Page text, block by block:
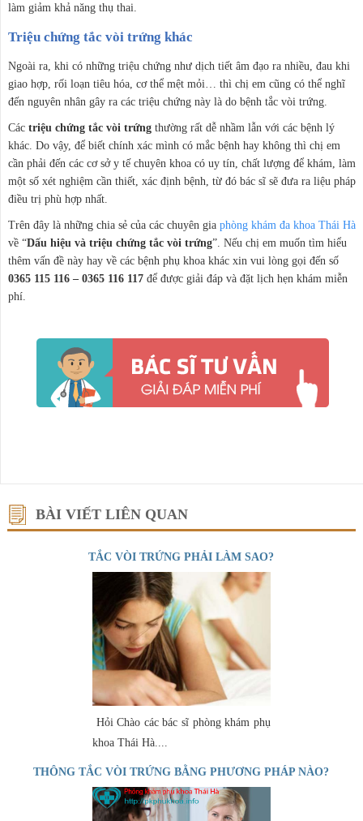
làm giảm khả năng thụ thai.
Triệu chứng tắc vòi trứng khác
Ngoài ra, khi có những triệu chứng như dịch tiết âm đạo ra nhiều, đau khi
giao hợp, rối loạn tiêu hóa, cơ thể mệt mỏi… thì chị em cũng có thể nghĩ
đến nguyên nhân gây ra các triệu chứng này là do bệnh tắc vòi trứng.
Các triệu chứng tắc vòi trứngthường rất dễ nhầm lẫn với các bệnh lý
khác. Do vậy, để biết chính xác mình có mắc bệnh hay không thì chị em
cần phải đến các cơ sở y tế chuyên khoa có uy tín, chất lượng để khám, làm
một số xét nghiệm cần thiết, xác định bệnh, từ đó bác sĩ sẽ đưa ra liệu pháp
điều trị phù hợp nhất.
Trên đây là những chia sẻ của các chuyên gia phòng khám đa khoa Thái Hà
về “Dấu hiệu và triệu chứng tắc vòi trứng”. Nếu chị em muốn tìm hiểu
thêm vấn đề này hay về các bệnh phụ khoa khác xin vui lòng gọi đến số
0365 115 116 – 0365 116 117để được giải đáp và đặt lịch hẹn khám miễn
phí.
BÀI VIẾT LIÊN QUAN
TẮC VÒI TRỨNG PHẢI LÀM SAO?
Hỏi Chào các bác sĩ phòng khám phụ
khoa Thái Hà....
THÔNG TẮC VÒI TRỨNG BẰNG PHƯƠNG PHÁP NÀO?